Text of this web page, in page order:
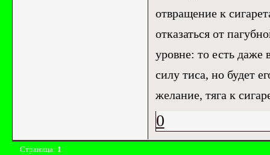
отвращение к
отказаться от
уровне: то есть даже
силу тиса, но будет
желание, тяга к
0
Страница: 1